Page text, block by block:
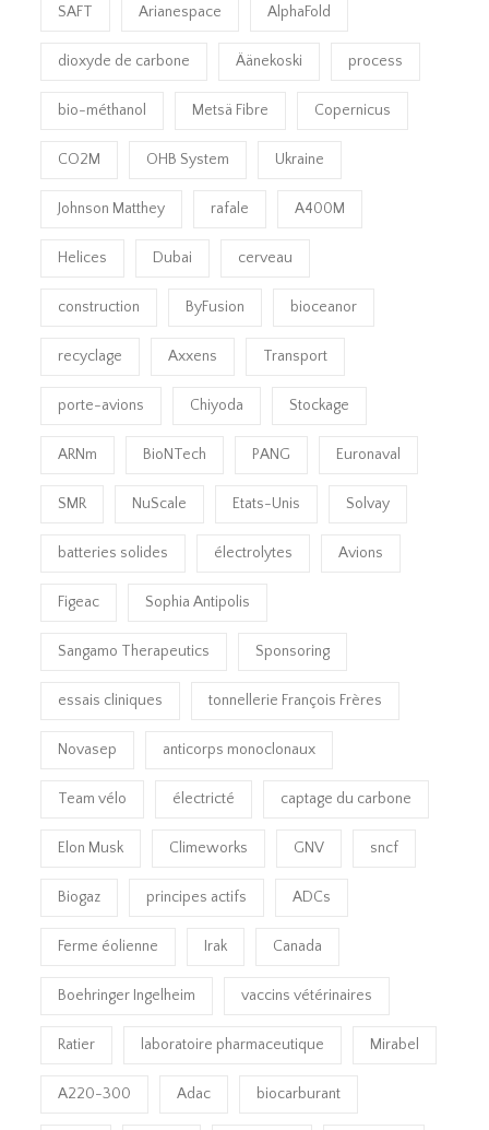
SAFT Arianespace AlphaFold
dioxyde de carbone Äänekoski process
bio-méthanol Metsä Fibre Copernicus
CO2M OHB System Ukraine
Johnson Matthey rafale A400M
Helices Dubai cerveau
construction ByFusion bioceanor
recyclage Axxens Transport
porte-avions Chiyoda Stockage
ARNm BioNTech PANG Euronaval
SMR NuScale Etats-Unis Solvay
batteries solides électrolytes Avions
Figeac Sophia Antipolis
Sangamo Therapeutics Sponsoring
essais cliniques tonnellerie François Frères
Novasep anticorps monoclonaux
Team vélo électricté captage du carbone
Elon Musk Climeworks GNV sncf
Biogaz principes actifs ADCs
Ferme éolienne Irak Canada
Boehringer Ingelheim vaccins vétérinaires
Ratier laboratoire pharmaceutique Mirabel
A220-300 Adac biocarburant